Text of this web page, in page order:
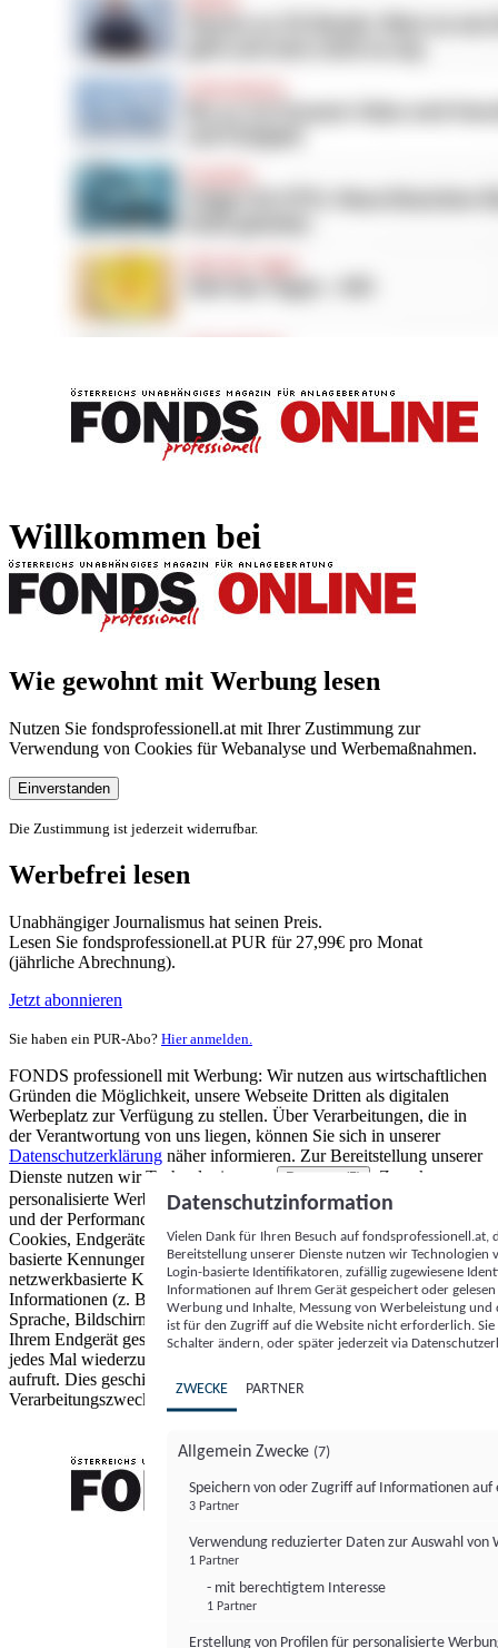
Willkommen bei
Wie gewohnt mit Werbung lesen
Nutzen Sie fondsprofessionell.at mit Ihrer Zustimmung zur
Verwendung von Cookies für Webanalyse und Werbemaßnahmen.
Einverstanden
Die Zustimmung ist jederzeit widerrufbar.
Werbefrei lesen
Unabhängiger Journalismus hat seinen Preis.
Lesen Sie fondsprofessionell.at PUR für 27,99€ pro Monat
(jährliche Abrechnung).
Jetzt abonnieren
Sie haben ein PUR-Abo? Hier anmelden.
FONDS professionell mit Werbung: Wir nutzen aus wirtschaftlichen
Gründen die Möglichkeit, unsere Webseite Dritten als digitalen
Werbeplatz zur Verfügung zu stellen. Über Verarbeitungen, die in
der Verantwortung von uns liegen, können Sie sich in unserer
Datenschutzerklärung näher informieren. Zur Bereitstellung unserer
Dienste nutzen wir Technologien von
Partnern (5)
. Zwecke:
personalisierte Werbung und Inhalte, Messung von Werbeleistung
und der Performance von Inhalten sowie Zielgruppenforschung.
Cookies, Endgeräte- oder ähnliche Online-Kennungen (z. B. login-
basierte Kennungen, zufällig generierte Kennungen,
netzwerkbasierte Kennungen) können zusammen mit anderen
Informationen (z. B. Browsertyp und Browserinformationen,
Sprache, Bildschirmgröße, unterstützte Technologien usw.) auf
Ihrem Endgerät gespeichert oder von dort ausgelesen werden, um es
jedes Mal wiederzuerkennen, wenn es eine App oder einer Webseite
aufruft. Dies geschieht für einen oder mehrere der hier aufgeführten
Verarbeitungszwecke.
Datenschutzinformation
Vielen Dank für Ihren Besuch auf
Bereitstellung unserer Dienste nutzen wir Technologien
Login-basierte Identifikatoren, zufällig zugewiesene
Informationen auf Ihrem Gerät gespeichert oder
Werbung und Inhalte, Messung von Werbeleistung
ist für den Zugriff auf die Website nicht erforderlich.
Schalter ändern, oder später jederzeit via
ZWECKE PARTNER
Allgemein Zwecke (7)
Speichern von oder Zugriff auf Informationen auf
3 Partner
Verwendung reduzierter Daten zur Auswahl von
1 Partner
- mit berechtigtem Interesse
1 Partner
Erstellung von Profilen für personalisierte
FONDS professionell